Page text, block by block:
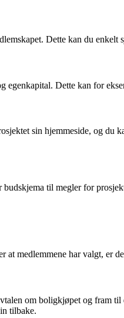
Dette kan du enkelt
Dette kan for
sin hjemmeside, og du
til megler for
at medlemmene har valgt, er
om boligkjøpet og fram
tilbake.